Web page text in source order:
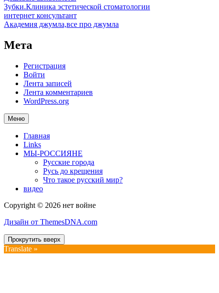
Зубки.Клиника эстетической стоматологии
интернет консультант
Академия джумла,все про джумла
Мета
Регистрация
Войти
Лента записей
Лента комментариев
WordPress.org
Меню
Главная
Links
МЫ-РОССИЯНЕ
Русские города
Русь до крещения
Что такое русский мир?
видео
Copyright © 2026 нет войне
Дизайн от ThemesDNA.com
Прокрутить вверх
Translate »